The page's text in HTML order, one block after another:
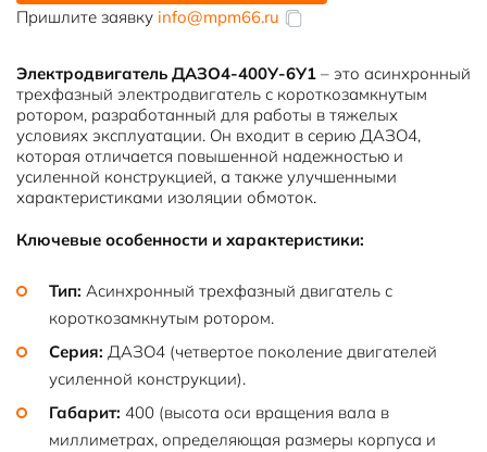
Пришлите заявку info@mpm66.ru
Электродвигатель ДАЗО4-400У-6У1 – это асинхронный
трехфазный электродвигатель с короткозамкнутым
ротором, разработанный для работы в тяжелых
условиях эксплуатации. Он входит в серию ДАЗО4,
которая отличается повышенной надежностью и
усиленной конструкцией, а также улучшенными
характеристиками изоляции обмоток.
Ключевые особенности и характеристики:
Тип: Асинхронный трехфазный двигатель с
короткозамкнутым ротором.
Серия: ДАЗО4 (четвертое поколение двигателей
усиленной конструкции).
Габарит: 400 (высота оси вращения вала в
миллиметрах, определяющая размеры корпуса и